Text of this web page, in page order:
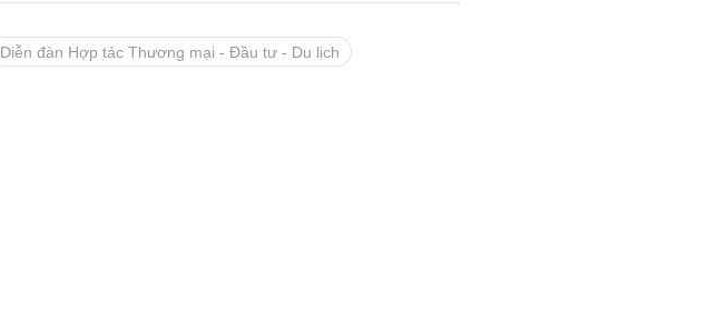
Diễn đàn Hợp tác Thương mại - Đầu tư - Du lịch